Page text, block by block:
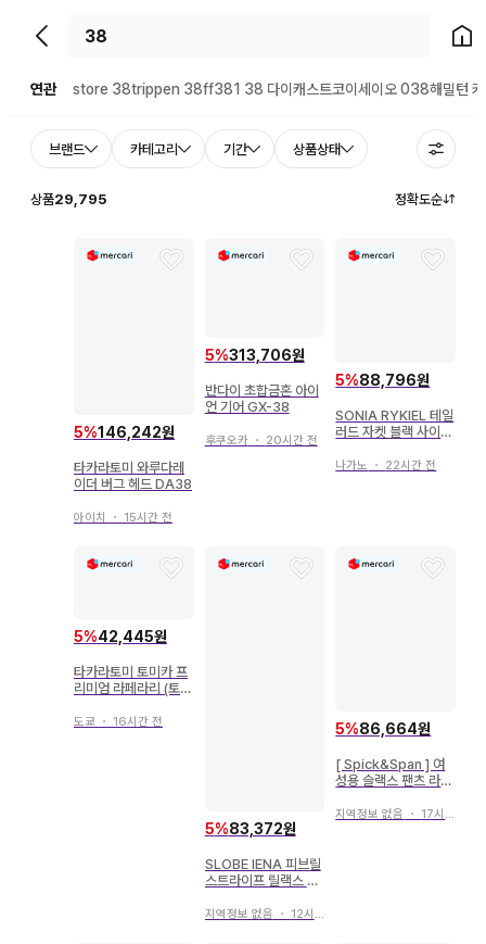
뒤로가기 홈으
연관 store 38trippen 38ff381 38 다이캐스트코이세이오 038해밀턴
브랜드 카테고리 기간 상품상태
상품29,795 정확도순
5%146,242원
타카라토미 와루다레
이더 버그 헤드 DA38
아이치 ・ 15시간 전
5%313,706원
반다이 초합금혼 아이
언 기어 GX-38
후쿠오카・ 20시간 전
5%88,796원
SONIA RYKIEL 테일
러드 자켓 블랙 사이즈
나가노 ・ 22시간 전
5%42,445원
타카라토미 토미카 프
리미엄 라페라리 (토미
사양) 38
도쿄 ・ 16시간 전
5%83,372원
SLOBE IENA 피브릴
스트라이프 릴랙스 팬
지역정보 없음 ・ 12시간 전
5%86,664원
[ Spick&Span ] 여
성용 슬랙스 팬츠 라이
지역정보 없음 ・ 17시간 전